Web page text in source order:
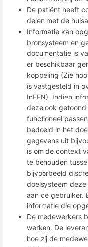
De patiënt heeft
delen met de
Informatie kan
bronsysteem en
documentatie is
er beschikbaar
koppeling (Zie
is vastgesteld in
InEEN). Indien
deze ook getoond
functioneel
bedoeld in het
gegevens uit
is om de context
te behouden
bijvoorbeeld
doelsysteem
aan de gebruiker.
informatie die
De medewerkers
werken. De
hoe zij de